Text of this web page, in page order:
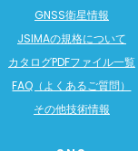
GNSS衛星情報
JSIMAの規格について
カタログPDFファイル一覧
FAQ（よくあるご質問）
その他技術情報